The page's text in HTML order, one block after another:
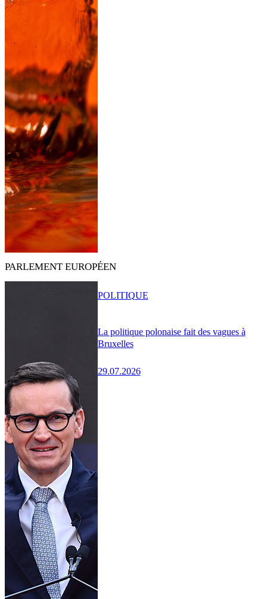
PARLEMENT EUROPÉEN
La politique polonaise fait des vagues à
Bruxelles
29.07.2026
POLITIQUE